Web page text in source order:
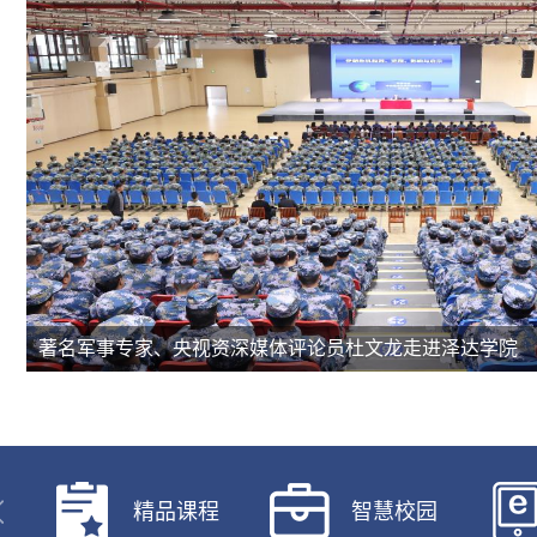
学校举行2026年春季大学生入伍欢送仪式
精品课程 智慧校园